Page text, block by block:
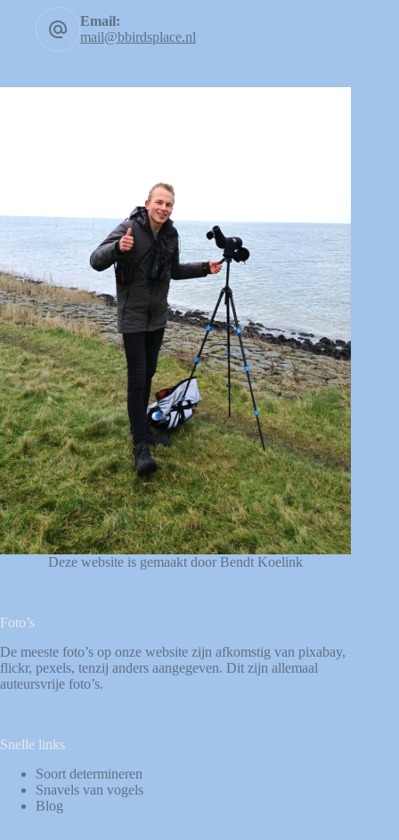
Email:
mail@bbirdsplace.nl
Deze website is gemaakt door Bendt Koelink
Foto’s
De meeste foto’s op onze website zijn afkomstig van pixabay,
flickr, pexels, tenzij anders aangegeven. Dit zijn allemaal
auteursvrije foto’s.
Snelle links
Soort determineren
Snavels van vogels
Blog